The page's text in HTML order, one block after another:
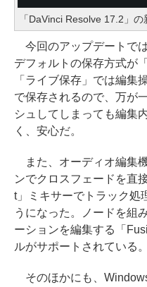
「DaVinci Resolve 17.2」の
今回のアップデートで
デフォルトの保存方式が
「ライブ保存」では編集
で保存されるので、万が
シュしてしまっても編集
く、安心だ。
また、オーディオ編集
ンでクロスフェードを直
t」ミキサーでトラック処
うになった。ノードを組
ーションを編集する「
ルがサポートされている。
そのほかにも、